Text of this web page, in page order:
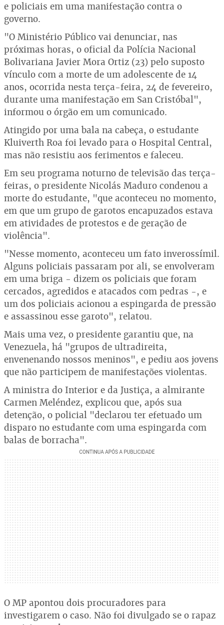
e policiais em uma manifestação contra o
governo.
"O Ministério Público vai denunciar, nas
próximas horas, o oficial da Polícia Nacional
Bolivariana Javier Mora Ortiz (23) pelo suposto
vínculo com a morte de um adolescente de 14
anos, ocorrida nesta terça-feira, 24 de fevereiro,
durante uma manifestação em San Cristóbal",
informou o órgão em um comunicado.
Atingido por uma bala na cabeça, o estudante
Kluiverth Roa foi levado para o Hospital Central,
mas não resistiu aos ferimentos e faleceu.
Em seu programa noturno de televisão das terça-
feiras, o presidente Nicolás Maduro condenou a
morte do estudante, "que aconteceu no momento,
em que um grupo de garotos encapuzados estava
em atividades de protestos e de geração de
violência".
"Nesse momento, aconteceu um fato inverossímil.
Alguns policiais passaram por ali, se envolveram
em uma briga - dizem os policiais que foram
cercados, agredidos e atacados com pedras -, e
um dos policiais acionou a espingarda de pressão
e assassinou esse garoto", relatou.
Mais uma vez, o presidente garantiu que, na
Venezuela, há "grupos de ultradireita,
envenenando nossos meninos", e pediu aos jovens
que não participem de manifestações violentas.
A ministra do Interior e da Justiça, a almirante
Carmen Meléndez, explicou que, após sua
detenção, o policial "declarou ter efetuado um
disparo no estudante com uma espingarda com
balas de borracha".
O MP apontou dois procuradores para
investigarem o caso. Não foi divulgado se o rapaz